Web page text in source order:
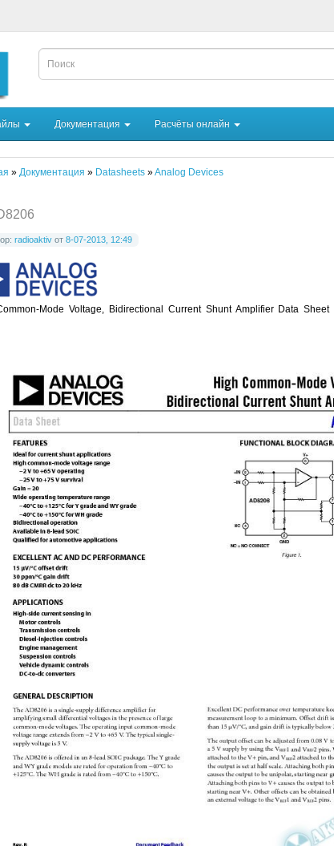
Документация Расчёты онлайн
» Документация » Datasheets»Analog Devices
radioaktivот 8-07-2013, 12:49
Mode Voltage, Bidirectional Current Shunt Amplifier Data